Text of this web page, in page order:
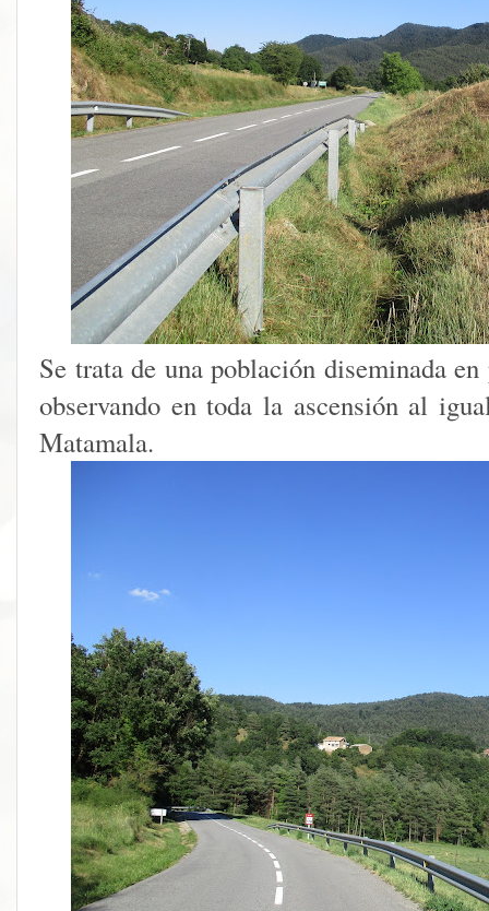
Se trata de una población diseminada
observando en toda la ascensión al
Matamala.